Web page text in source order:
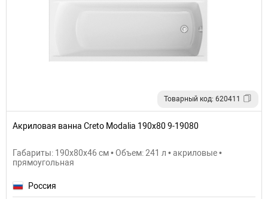
Товарный код: 620411
Акриловая ванна Creto Modalia 190х80 9-19080
Габариты: 190x80x46 см • Объем: 241 л • акриловые •
прямоугольная
Россия